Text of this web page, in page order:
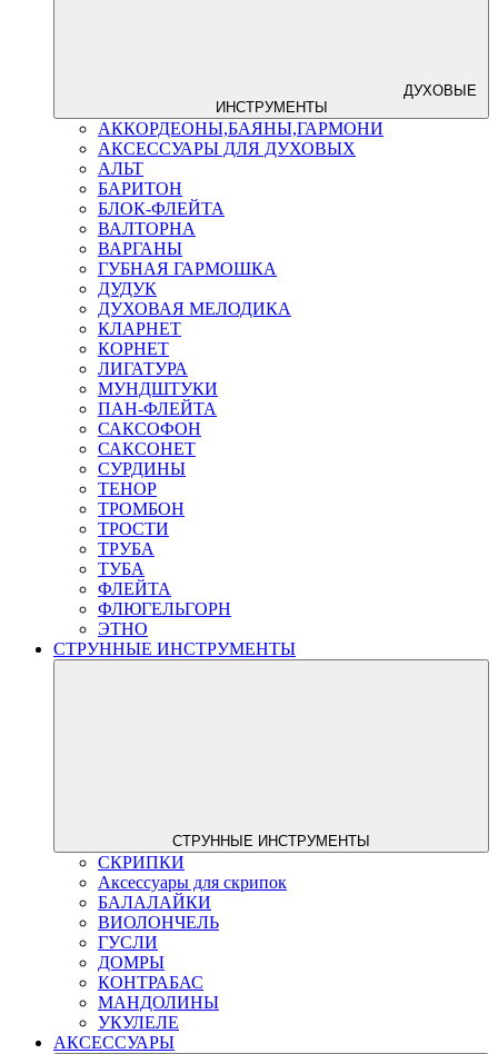
ДУХОВЫЕ
ИНСТРУМЕНТЫ
АККОРДЕОНЫ,БАЯНЫ,ГАРМОНИ
АКСЕССУАРЫ ДЛЯ ДУХОВЫХ
АЛЬТ
БАРИТОН
БЛОК-ФЛЕЙТА
ВАЛТОРНА
ВАРГАНЫ
ГУБНАЯ ГАРМОШКА
ДУДУК
ДУХОВАЯ МЕЛОДИКА
КЛАРНЕТ
КОРНЕТ
ЛИГАТУРА
МУНДШТУКИ
ПАН-ФЛЕЙТА
САКСОФОН
САКСОНЕТ
СУРДИНЫ
ТЕНОР
ТРОМБОН
ТРОСТИ
ТРУБА
ТУБА
ФЛЕЙТА
ФЛЮГЕЛЬГОРН
ЭТНО
СТРУННЫЕ ИНСТРУМЕНТЫ
СТРУННЫЕ ИНСТРУМЕНТЫ
СКРИПКИ
Аксессуары для скрипок
БАЛАЛАЙКИ
ВИОЛОНЧЕЛЬ
ГУСЛИ
ДОМРЫ
КОНТРАБАС
МАНДОЛИНЫ
УКУЛЕЛЕ
АКСЕССУАРЫ